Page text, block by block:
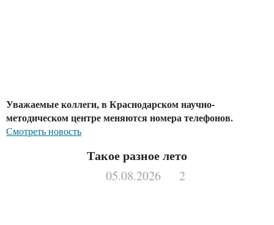
Уважаемые коллеги, в Краснодарском научно-
методическом центре меняются номера телефонов.
Смотреть новость
Такое разное лето
05.08.2026 2